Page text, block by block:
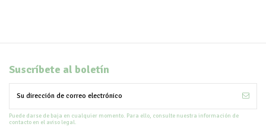
Suscríbete al boletín
Puede darse de baja en cualquier momento. Para ello, consulte nuestra información de
contacto en el aviso legal.